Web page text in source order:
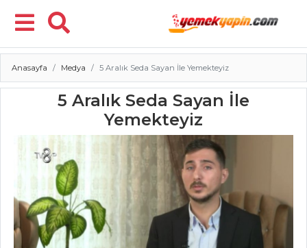
Menü
Anasayfa Medya 5 Aralık Seda Sayan İle Yemekteyiz
5 Aralık Seda Sayan İle
Yemekteyiz